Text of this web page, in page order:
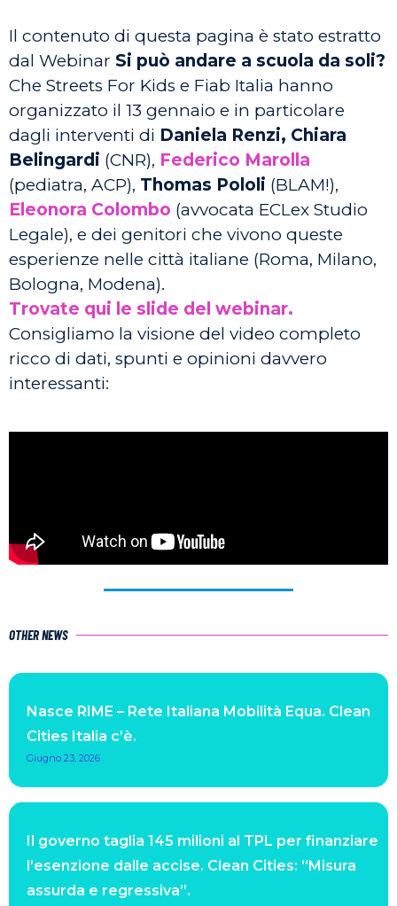
Il contenuto di questa pagina è stato estratto
dal Webinar Si può andare a scuola da soli?
Che Streets For Kids e Fiab Italia hanno
organizzato il 13 gennaio e in particolare
dagli interventi di Daniela Renzi, Chiara
Belingardi (CNR), Federico Marolla
(pediatra, ACP), Thomas Pololi (BLAM!),
Eleonora Colombo (avvocata ECLex Studio
Legale), e dei genitori che vivono queste
esperienze nelle città italiane (Roma, Milano,
Bologna, Modena).
Trovate qui le slide del webinar.
Consigliamo la visione del video completo
ricco di dati, spunti e opinioni davvero
interessanti:
OTHER NEWS
Nasce RIME – Rete Italiana Mobilità Equa. Clean
Cities Italia c’è.
Giugno 23, 2026
Il governo taglia 145 milioni al TPL per finanziare
l’esenzione dalle accise. Clean Cities: “Misura
assurda e regressiva”.